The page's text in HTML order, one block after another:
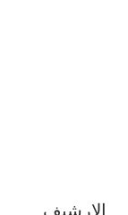
الارشيف